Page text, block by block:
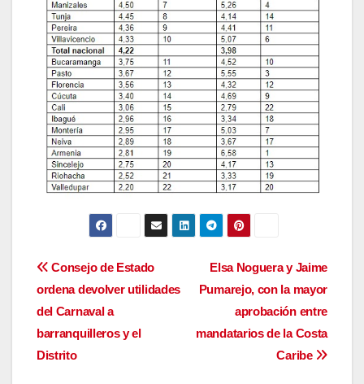
Navegación
de
entradas
Elsa Noguera y Jaime
Pumarejo, con la mayor
aprobación entre
mandatarios de la Costa
Caribe
Consejo de Estado
ordena devolver utilidades
del Carnaval a
barranquilleros y el
Distrito